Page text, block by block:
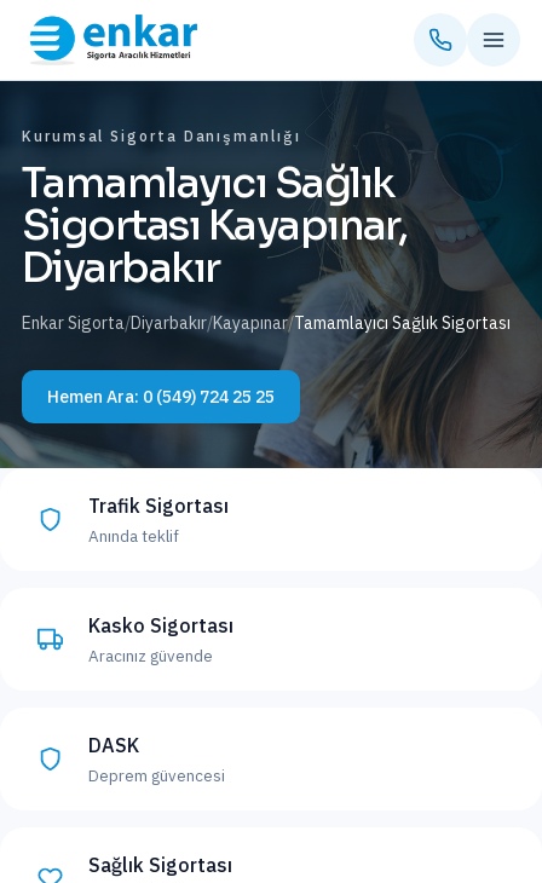
Kurumsal Sigorta Danışmanlığı
Tamamlayıcı Sağlık
Sigortası Kayapınar,
Diyarbakır
Enkar Sigorta/Diyarbakır/Kayapınar/Tamamlayıcı Sağlık Sigortası
Hemen Ara: 0 (549) 724 25 25
Trafik Sigortası
Anında teklif
Kasko Sigortası
Aracınız güvende
DASK
Deprem güvencesi
Sağlık Sigortası